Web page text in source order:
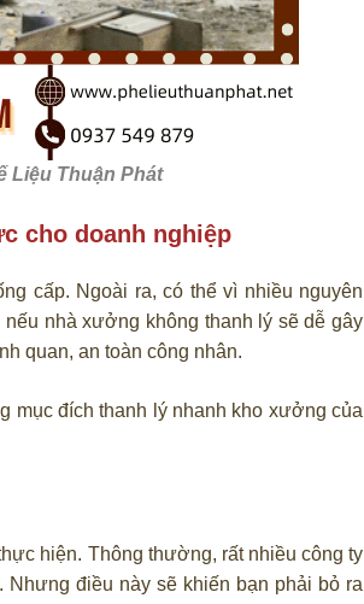
Liệu Thuận Phát
cho doanh nghiệp
cấp. Ngoài ra, có thể vì nhiều nguyên
nhà xưởng không thanh lý sẽ dễ gây
quan, an toàn công nhân.
mục đích thanh lý nhanh kho xưởng của
hiện. Thông thường, rất nhiều công ty
điều này sẽ khiến bạn phải bỏ ra